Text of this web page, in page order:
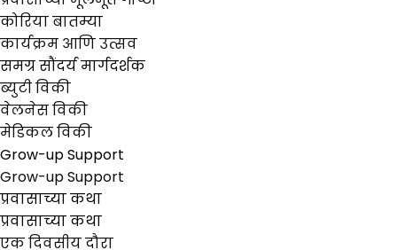
कोरिया बातम्या
कार्यक्रम आणि उत्सव
समग्र सौंदर्य मार्गदर्शक
ब्युटी विकी
वेलनेस विकी
मेडिकल विकी
Grow-up Support
Grow-up Support
प्रवासाच्या कथा
प्रवासाच्या कथा
एक दिवसीय दौरा